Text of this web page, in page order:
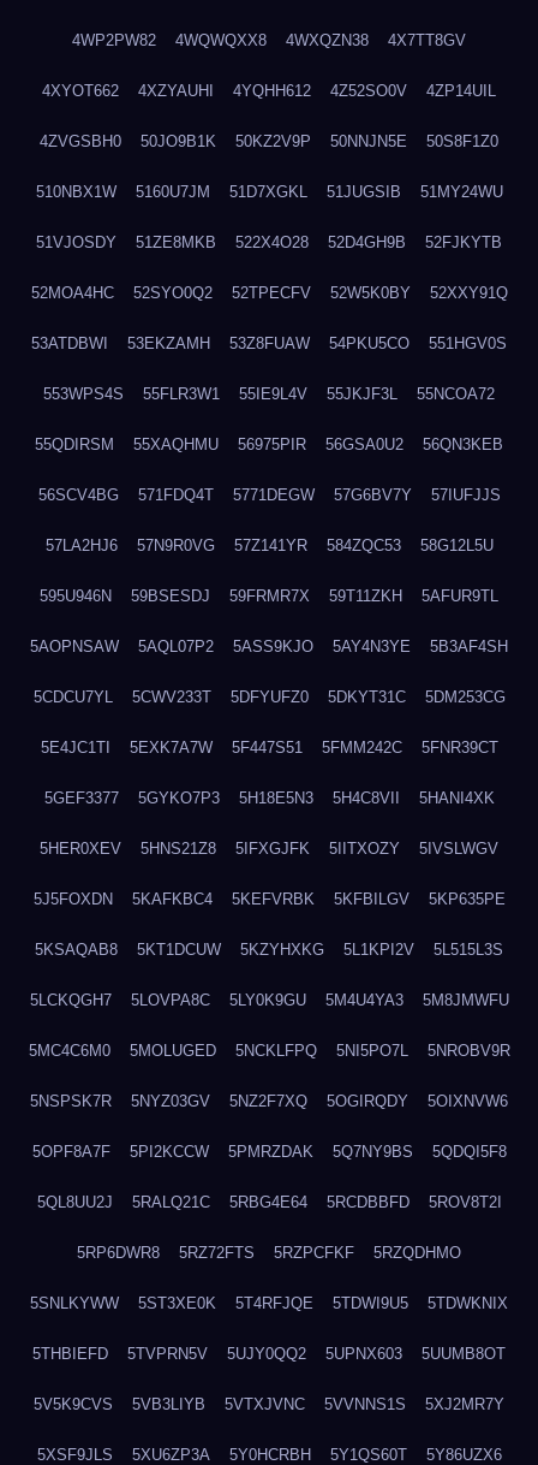
4WP2PW82 4WQWQXX8 4WXQZN38 4X7TT8GV
4XYOT662 4XZYAUHI 4YQHH612 4Z52SO0V 4ZP14UIL
4ZVGSBH0 50JO9B1K 50KZ2V9P 50NNJN5E 50S8F1Z0
510NBX1W 5160U7JM 51D7XGKL 51JUGSIB 51MY24WU
51VJOSDY 51ZE8MKB 522X4O28 52D4GH9B 52FJKYTB
52MOA4HC 52SYO0Q2 52TPECFV 52W5K0BY 52XXY91Q
53ATDBWI 53EKZAMH 53Z8FUAW 54PKU5CO 551HGV0S
553WPS4S 55FLR3W1 55IE9L4V 55JKJF3L 55NCOA72
55QDIRSM 55XAQHMU 56975PIR 56GSA0U2 56QN3KEB
56SCV4BG 571FDQ4T 5771DEGW 57G6BV7Y 57IUFJJS
57LA2HJ6 57N9R0VG 57Z141YR 584ZQC53 58G12L5U
595U946N 59BSESDJ 59FRMR7X 59T11ZKH 5AFUR9TL
5AOPNSAW 5AQL07P2 5ASS9KJO 5AY4N3YE 5B3AF4SH
5CDCU7YL 5CWV233T 5DFYUFZ0 5DKYT31C 5DM253CG
5E4JC1TI 5EXK7A7W 5F447S51 5FMM242C 5FNR39CT
5GEF3377 5GYKO7P3 5H18E5N3 5H4C8VII 5HANI4XK
5HER0XEV 5HNS21Z8 5IFXGJFK 5IITXOZY 5IVSLWGV
5J5FOXDN 5KAFKBC4 5KEFVRBK 5KFBILGV 5KP635PE
5KSAQAB8 5KT1DCUW 5KZYHXKG 5L1KPI2V 5L515L3S
5LCKQGH7 5LOVPA8C 5LY0K9GU 5M4U4YA3 5M8JMWFU
5MC4C6M0 5MOLUGED 5NCKLFPQ 5NI5PO7L 5NROBV9R
5NSPSK7R 5NYZ03GV 5NZ2F7XQ 5OGIRQDY 5OIXNVW6
5OPF8A7F 5PI2KCCW 5PMRZDAK 5Q7NY9BS 5QDQI5F8
5QL8UU2J 5RALQ21C 5RBG4E64 5RCDBBFD 5ROV8T2I
5RP6DWR8 5RZ72FTS 5RZPCFKF 5RZQDHMO
5SNLKYWW 5ST3XE0K 5T4RFJQE 5TDWI9U5 5TDWKNIX
5THBIEFD 5TVPRN5V 5UJY0QQ2 5UPNX603 5UUMB8OT
5V5K9CVS 5VB3LIYB 5VTXJVNC 5VVNNS1S 5XJ2MR7Y
5XSF9JLS 5XU6ZP3A 5Y0HCRBH 5Y1QS60T 5Y86UZX6